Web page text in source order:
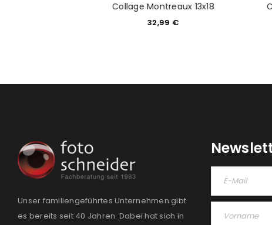
Collage Montreaux 13x18
32,99 €
Unser familiengeführtes Unternehmen gibt
es bereits seit 40 Jahren. Dabei hat sich in